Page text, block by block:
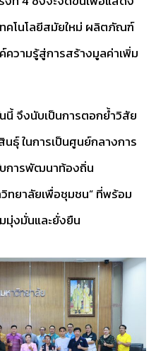
คโนโลยีสมัยใหม่ ผลิตภัณฑ์
วามรู้สู่การสร้างมูลค่าเพิ่ม
จึงนับเป็นการตอกย้ำวิสัย
ธุ์ ในการเป็นศูนย์กลางการ
บการพัฒนาท้องถิ่น
ทยาลัยเพื่อชุมชน” ที่พร้อม
มุ่งมั่นและยั่งยืน